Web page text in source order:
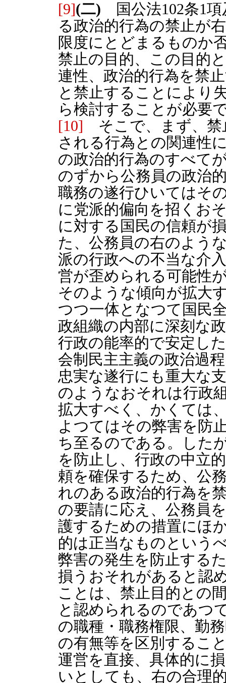
[9](二) 国公法102条1
る政治的行為の禁止が
限度にとどまるものか
禁止の目的、この目的
連性、政治的行為を禁
と禁止することにより
ら検討することが必要
[10] そこで、まず、禁
される行為との関連性
の政治的行為のすべて
のずから公務員の政治
職務の遂行ひいてはそ
に党派的偏向を招くお
に対する国民の信頼が
た、公務員の右のよう
派の行政への不当な介
営が歪められる可能性
そのような傾向が拡大
つつ一体となつて国民
政組織の内部に深刻な
行政の能率的で安定し
会制民主主義の政治過
忠実な遂行にも重大な
のようなおそれは行政
拡大すべく、かくては
よつてはその弊害を防
ち至るのである。した
を防止し、行政の中立
頼を確保するため、公
れのある政治的行為を
の要請に応え、公務員
護するための措置にほ
的は正当なものという
弊害の発生を防止する
損うおそれがあると認
ことは、禁止目的との
と認められるのであつ
の職種・職務権限、勤
の有無等を区別するこ
運営を直接、具体的に
いとしても、右の合理